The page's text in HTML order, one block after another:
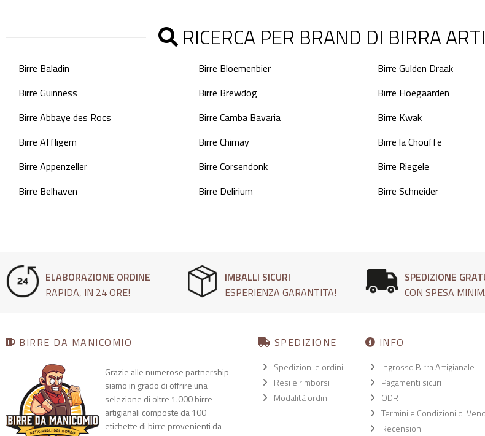
RICERCA PER BRAND DI BIRRA
Birre Baladin
Birre Guinness
Birre Abbaye des Rocs
Birre Affligem
Birre Appenzeller
Birre Belhaven
Birre Bloemenbier
Birre Brewdog
Birre Camba Bavaria
Birre Chimay
Birre Corsendonk
Birre Delirium
Birre Gulden Draak
Birre Hoegaarden
Birre Kwak
Birre la Chouffe
Birre Riegele
Birre Schneider
ELABORAZIONE ORDINE
RAPIDA, IN 24 ORE!
IMBALLI SICURI
ESPERIENZA GARANTITA!
SPEDIZIONE
CON SPESA
BIRRE DA MANICOMIO
Grazie alle numerose partnership
siamo in grado di offrire una
selezione di oltre 1.000 birre
artigianali composte da 100
etichette di birre provenienti da
SPEDIZIONE
Spedizioni e ordini
Resi e rimborsi
Modalità ordini
INFO
Ingrosso Birra Artigianale
Pagamenti sicuri
ODR
Termini e Condizioni di
Recensioni